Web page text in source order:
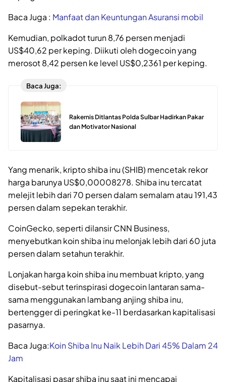
Baca Juga : Manfaat dan Keuntungan Asuransi mobil
Kemudian, polkadot turun 8,76 persen menjadi
US$40,62 per keping. Diikuti oleh dogecoin yang
merosot 8,42 persen ke level US$0,2361 per keping.
Baca Juga:
Rakernis Ditlantas Polda Sulbar Hadirkan Pakar
dan Motivator Nasional
Yang menarik, kripto shiba inu (SHIB) mencetak rekor
harga barunya US$0,00008278. Shiba inu tercatat
melejit lebih dari 70 persen dalam semalam atau 191,43
persen dalam sepekan terakhir.
CoinGecko, seperti dilansir CNN Business,
menyebutkan koin shiba inu melonjak lebih dari 60 juta
persen dalam setahun terakhir.
Lonjakan harga koin shiba inu membuat kripto, yang
disebut-sebut terinspirasi dogecoin lantaran sama-
sama menggunakan lambang anjing shiba inu,
bertengger di peringkat ke-11 berdasarkan kapitalisasi
pasarnya.
Baca Juga:Koin Shiba Inu Naik Lebih Dari 45% Dalam 24
Jam
Kapitalisasi pasar shiba inu saat ini mencapai